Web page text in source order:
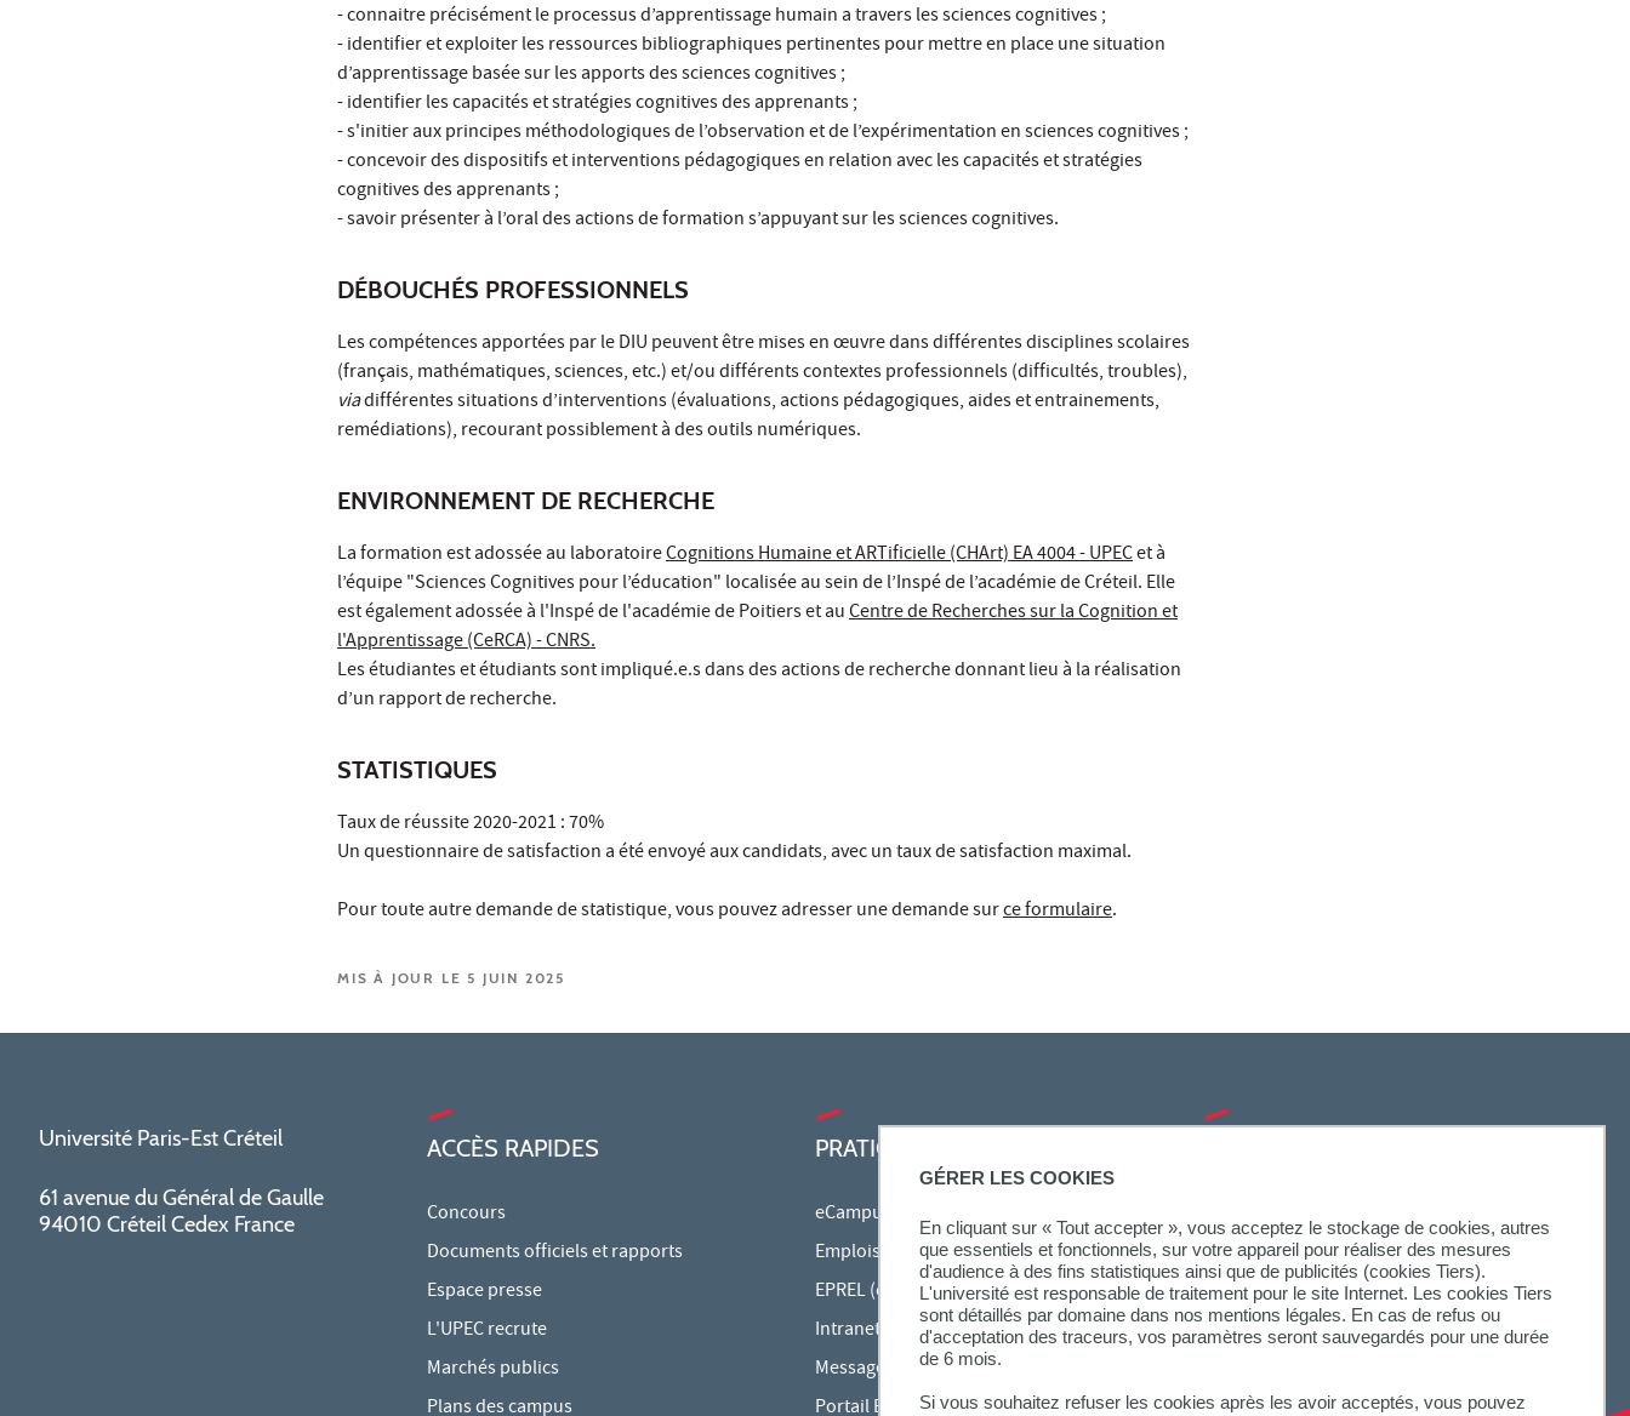
GÉRER LES COOKIES
En cliquant sur « Tout accepter », vous acceptez le stockage de cookies, autres
que essentiels et fonctionnels, sur votre appareil pour réaliser des mesures
d'audience à des fins statistiques ainsi que de publicités (cookies Tiers).
L'université est responsable de traitement pour le site Internet. Les cookies Tiers
sont détaillés par domaine dans nos mentions légales. En cas de refus ou
d'acceptation des traceurs, vos paramètres seront sauvegardés pour une durée
de 6 mois.
Si vous souhaitez refuser les cookies après les avoir acceptés, vous pouvez
- connaitre précisément le processus d’apprentissage humain a travers les sciences cognitives ;
- identifier et exploiter les ressources bibliographiques pertinentes pour mettre en place une situation
d’apprentissage basée sur les apports des sciences cognitives ;
- identifier les capacités et stratégies cognitives des apprenants ;
- s'initier aux principes méthodologiques de l’observation et de l’expérimentation en sciences cognitives ;
- concevoir des dispositifs et interventions pédagogiques en relation avec les capacités et stratégies
cognitives des apprenants ;
- savoir présenter à l’oral des actions de formation s’appuyant sur les sciences cognitives.
DÉBOUCHÉS PROFESSIONNELS
Les compétences apportées par le DIU peuvent être mises en œuvre dans différentes disciplines scolaires
(français, mathématiques, sciences, etc.) et/ou différents contextes professionnels (difficultés, troubles),
viadifférentes situations d’interventions (évaluations, actions pédagogiques, aides et entrainements,
remédiations), recourant possiblement à des outils numériques.
ENVIRONNEMENT DE RECHERCHE
La formation est adossée au laboratoireCognitions Humaine et ARTificielle (CHArt) EA 4004 - UPECet à
l’équipe "Sciences Cognitives pour l’éducation" localisée au sein de l’Inspé de l’académie de Créteil. Elle
est également adossée à l'Inspé de l'académie de Poitiers et auCentre de Recherches sur la Cognition et
l'Apprentissage (CeRCA) - CNRS.
Les étudiantes et étudiants sont impliqué.e.s dans des actions de recherche donnant lieu à la réalisation
d’un rapport de recherche.
STATISTIQUES
Taux de réussite 2020-2021 : 70%
Un questionnaire de satisfaction a été envoyé aux candidats, avec un taux de satisfaction maximal.
Pour toute autre demande de statistique, vous pouvez adresser une demande surce formulaire.
MIS À JOUR LE 5 JUIN 2025
Université Paris-Est Créteil
61 avenue du Général de Gaulle
94010 Créteil Cedex France
ACCÈS RAPIDES
Concours
Documents officiels et rapports
Espace presse
L'UPEC recrute
Marchés publics
Plans des campus
PRATIQUE
eCampus
Emplois du temps en ligne
EPREL (cours en ligne)
Intranet des personnels
Messagerie étudiante
Portail Bu Athéna